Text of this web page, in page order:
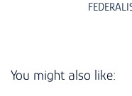
You might also like: